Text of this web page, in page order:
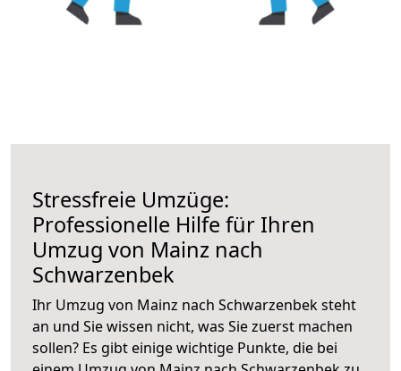
Stressfreie Umzüge:
Professionelle Hilfe für Ihren
Umzug von Mainz nach
Schwarzenbek
Ihr Umzug von Mainz nach Schwarzenbek steht
an und Sie wissen nicht, was Sie zuerst machen
sollen? Es gibt einige wichtige Punkte, die bei